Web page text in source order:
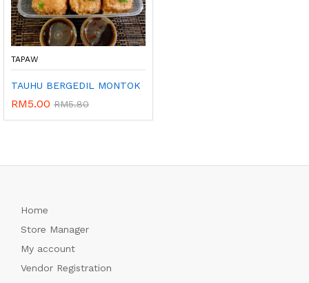
TAPAW
TAUHU BERGEDIL MONTOK
RM5.00 RM5.80
Home
Store Manager
My account
Vendor Registration